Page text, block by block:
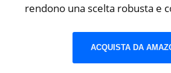
rendono una scelta robusta e
ACQUISTA DA